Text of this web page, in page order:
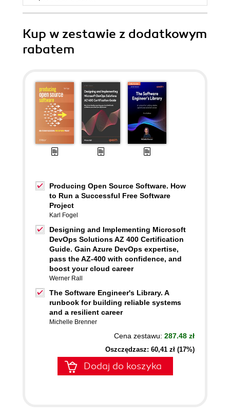
Kup w zestawie z dodatkowym
rabatem
Producing Open Source Software. How
to Run a Successful Free Software
Project
Karl Fogel
Designing and Implementing Microsoft
DevOps Solutions AZ 400 Certification
Guide. Gain Azure DevOps expertise,
pass the AZ-400 with confidence, and
boost your cloud career
Werner Rall
The Software Engineer's Library. A
runbook for building reliable systems
and a resilient career
Michelle Brenner
Cena zestawu: 287.48 zł
Oszczędzasz: 60,41 zł (17%)
Dodaj do koszyka